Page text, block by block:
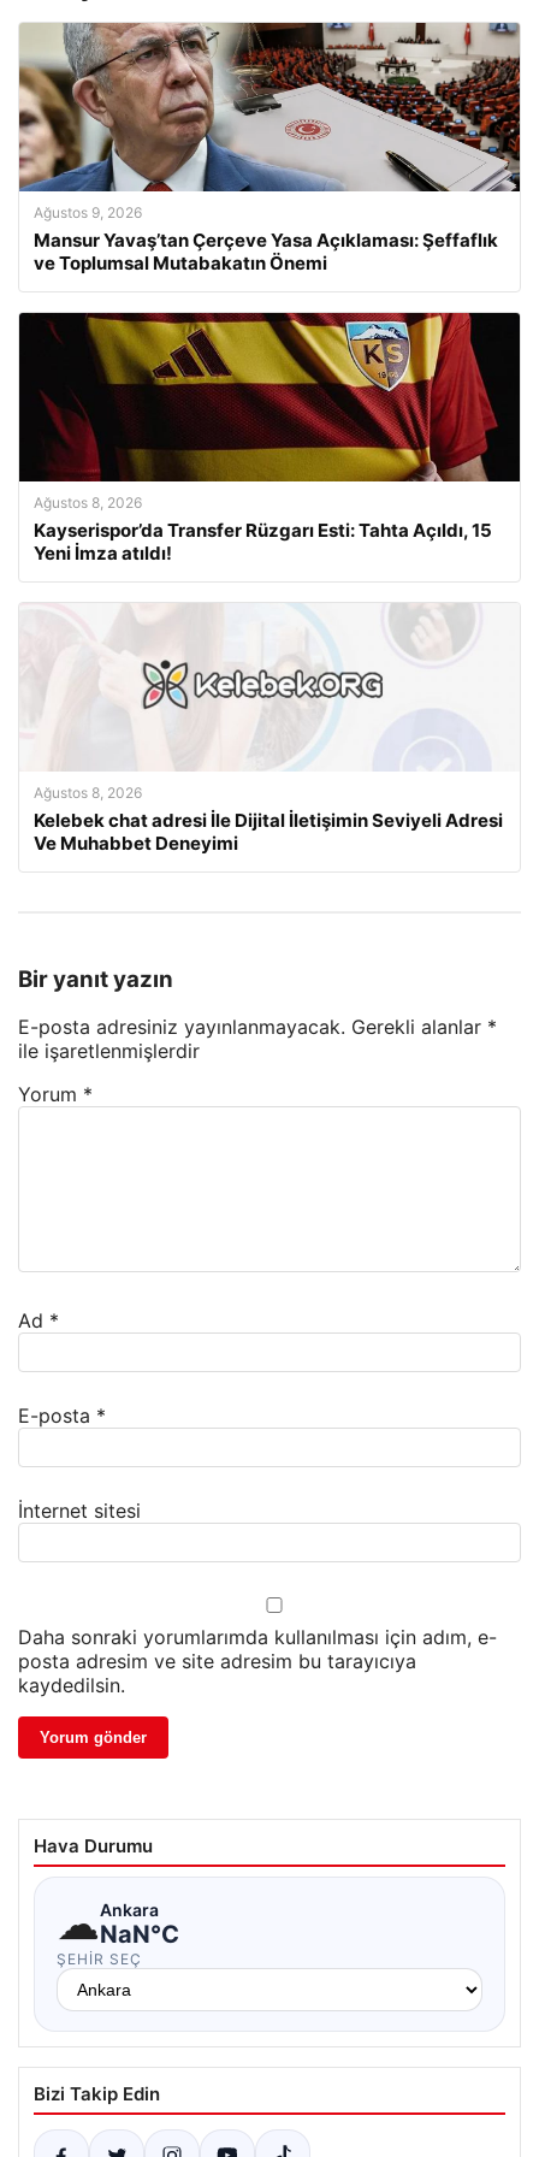
Ağustos 9, 2026
Mansur Yavaş’tan Çerçeve Yasa Açıklaması: Şeffaflık
ve Toplumsal Mutabakatın Önemi
Ağustos 8, 2026
Kayserispor’da Transfer Rüzgarı Esti: Tahta Açıldı, 15
Yeni İmza atıldı!
Ağustos 8, 2026
Kelebek chat adresi İle Dijital İletişimin Seviyeli Adresi
Ve Muhabbet Deneyimi
Bir yanıt yazın
E-posta adresiniz yayınlanmayacak. Gerekli alanlar *
ile işaretlenmişlerdir
Yorum *
Ad *
E-posta *
İnternet sitesi
Daha sonraki yorumlarımda kullanılması için adım, e-
posta adresim ve site adresim bu tarayıcıya
kaydedilsin.
Hava Durumu
☁Ankara
NaN°C
ŞEHIR SEÇ
Bizi Takip Edin